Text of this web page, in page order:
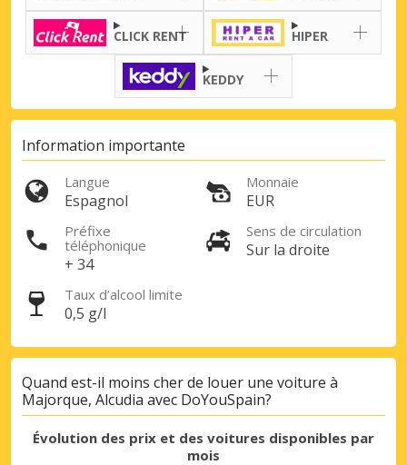
CLICK RENT HIPER
KEDDY
Information importante
Langue
Espagnol
Monnaie
EUR
Préfixe
téléphonique
+ 34
Sens de circulation
Sur la droite
Taux d’alcool limite
0,5 g/l
Quand est-il moins cher de louer une voiture à
Majorque, Alcudia avec DoYouSpain?
Évolution des prix et des voitures disponibles par
mois
Promotions spéciales
Accédez à toutes vos réservations en un
seul endroit